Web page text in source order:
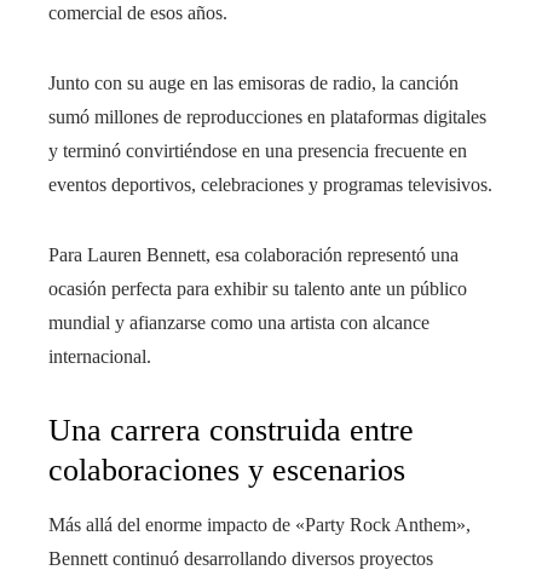
comercial de esos años.
Junto con su auge en las emisoras de radio, la canción
sumó millones de reproducciones en plataformas digitales
y terminó convirtiéndose en una presencia frecuente en
eventos deportivos, celebraciones y programas televisivos.
Para Lauren Bennett, esa colaboración representó una
ocasión perfecta para exhibir su talento ante un público
mundial y afianzarse como una artista con alcance
internacional.
Una carrera construida entre
colaboraciones y escenarios
Más allá del enorme impacto de «Party Rock Anthem»,
Bennett continuó desarrollando diversos proyectos